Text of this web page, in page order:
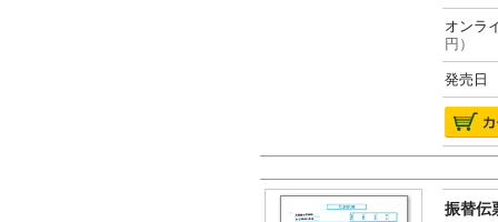
オン
円）
発売日
振替伝